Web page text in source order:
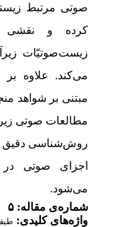
صوتی مرتبط
کرده و نقشی
زیست‌صوتیّات
می‌کند.
علاوه بر
مبتنی بر شواهد
مطالعات صوتی
روش‌شناسی دقیق
اجزای صوتی در
می‌شود.
شماره‌ی مقاله: ۵
واژه‌های کلیدی: